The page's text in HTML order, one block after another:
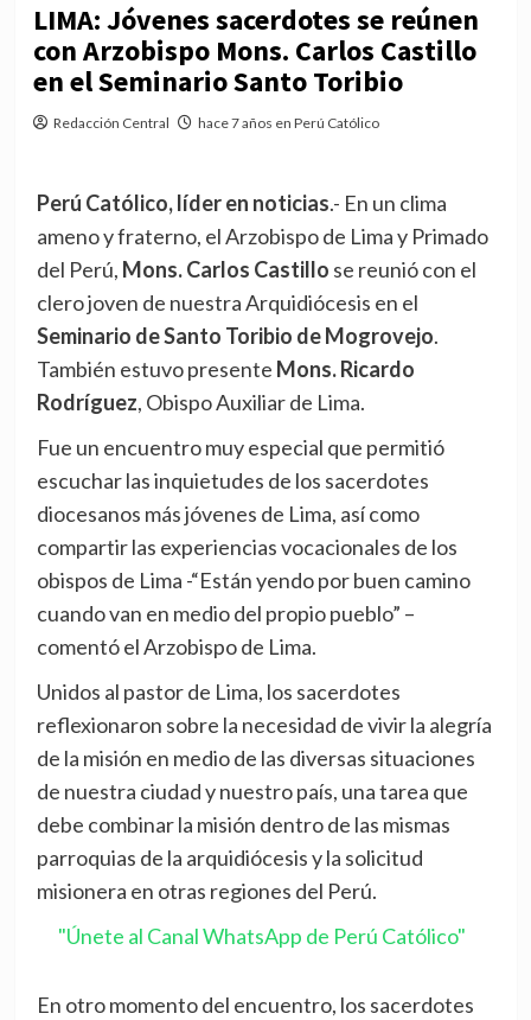
LIMA: Jóvenes sacerdotes se reúnen
con Arzobispo Mons. Carlos Castillo
en el Seminario Santo Toribio
Redacción Central hace 7 años en Perú Católico
Perú Católico, líder en noticias.- En un clima
ameno y fraterno, el Arzobispo de Lima y Primado
del Perú, Mons. Carlos Castillo se reunió con el
clero joven de nuestra Arquidiócesis en el
Seminario de Santo Toribio de Mogrovejo.
También estuvo presente Mons. Ricardo
Rodríguez, Obispo Auxiliar de Lima.
Fue un encuentro muy especial que permitió
escuchar las inquietudes de los sacerdotes
diocesanos más jóvenes de Lima, así como
compartir las experiencias vocacionales de los
obispos de Lima -“Están yendo por buen camino
cuando van en medio del propio pueblo” –
comentó el Arzobispo de Lima.
Unidos al pastor de Lima, los sacerdotes
reflexionaron sobre la necesidad de vivir la alegría
de la misión en medio de las diversas situaciones
de nuestra ciudad y nuestro país, una tarea que
debe combinar la misión dentro de las mismas
parroquias de la arquidiócesis y la solicitud
misionera en otras regiones del Perú.
"Únete al Canal WhatsApp de Perú Católico"
En otro momento del encuentro, los sacerdotes